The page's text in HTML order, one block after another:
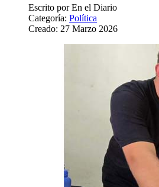
Escrito porEn el Diario
Categoría: Política
Creado: 27 Marzo 2026